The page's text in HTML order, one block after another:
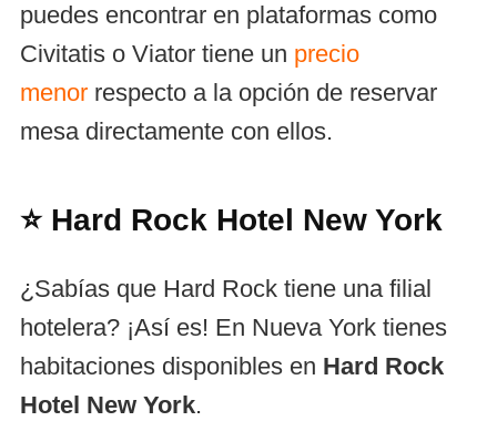
puedes encontrar en plataformas como
Civitatis o Viator tiene un precio
menor respecto a la opción de reservar
mesa directamente con ellos.
⭐ Hard Rock Hotel New York
¿Sabías que Hard Rock tiene una filial
hotelera? ¡Así es! En Nueva York tienes
habitaciones disponibles en Hard Rock
Hotel New York.